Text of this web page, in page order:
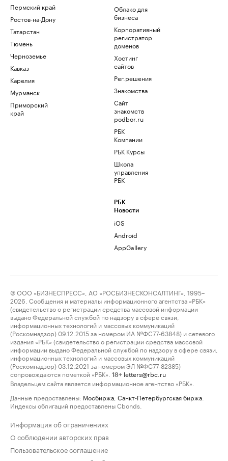
Пермский край
Ростов-на-Дону
Татарстан
Тюмень
Черноземье
Кавказ
Карелия
Мурманск
Приморский
край
Облако для
бизнеса
Корпоративный
регистратор
доменов
Хостинг
сайтов
Рег.решения
Знакомства
Сайт
знакомств
podbor.ru
РБК
Компании
РБК Курсы
Школа
управления
РБК
РБК
Новости
iOS
Android
AppGallery
© ООО «БИЗНЕСПРЕСС», АО «РОСБИЗНЕСКОНСАЛТИНГ», 1995–
2026. Сообщения и материалы информационного агентства «РБК»
(свидетельство о регистрации средства массовой информации
выдано Федеральной службой по надзору в сфере связи,
информационных технологий и массовых коммуникаций
(Роскомнадзор) 09.12.2015 за номером ИА №ФС77-63848) и сетевого
издания «РБК» (свидетельство о регистрации средства массовой
информации выдано Федеральной службой по надзору в сфере связи,
информационных технологий и массовых коммуникаций
(Роскомнадзор) 03.12.2021 за номером ЭЛ №ФС77-82385)
сопровождаются пометкой «РБК».
18+ letters@rbc.ru
Владельцем сайта является информационное агентство «РБК».
Данные предоставлены: Мосбиржа Санкт-Петербургская биржа
Индексы облигаций предоставлены Cbonds.
Информация об ограничениях
О соблюдении авторских прав
Пользовательское соглашение